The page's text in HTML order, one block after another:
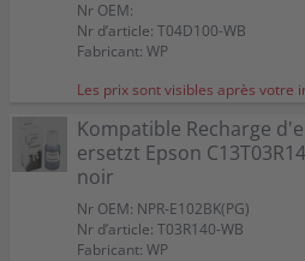
Nr OEM:
Nr d’article: T04D100-WB
Fabricant: WP
Les prix sont visibles après votre
Kompatible Recharge
ersetzt Epson
noir
Nr OEM: NPR-E102BK(PG)
Nr d’article: T03R140-WB
Fabricant: WP